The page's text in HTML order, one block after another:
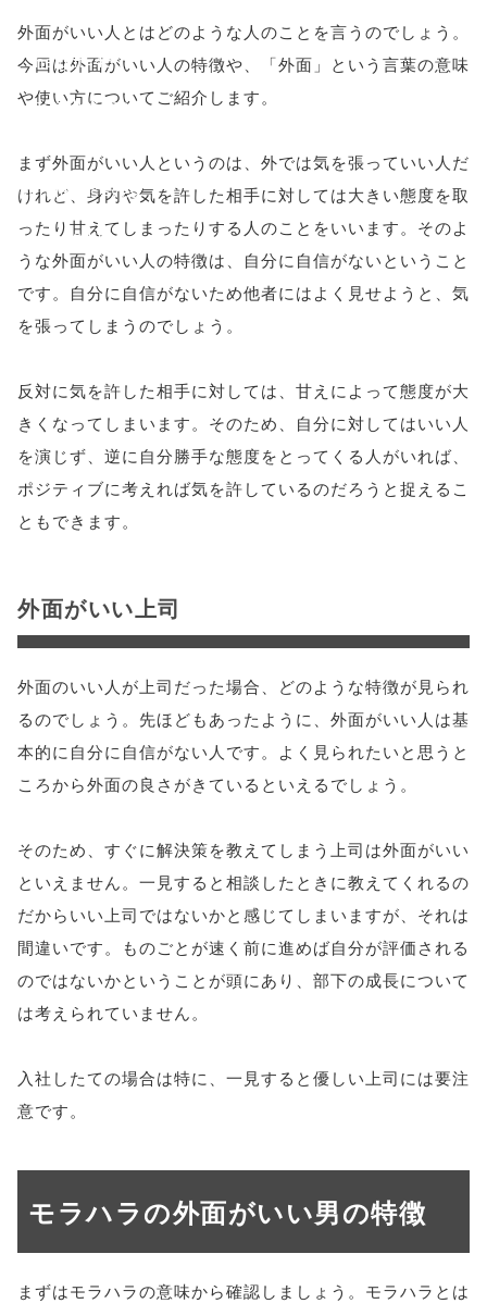
height=450,
menubar=no,
scrollbars=yes'
); return
外面がいい人とはどのような人のことを言うのでしょう。
今回は外面がいい人の特徴や、「外面」という言葉の意味
や使い方についてご紹介します。
まず外面がいい人というのは、外では気を張っていい人だ
けれど、身内や気を許した相手に対しては大きい態度を取
ったり甘えてしまったりする人のことをいいます。そのよ
うな外面がいい人の特徴は、自分に自信がないということ
です。自分に自信がないため他者にはよく見せようと、気
を張ってしまうのでしょう。
反対に気を許した相手に対しては、甘えによって態度が大
きくなってしまいます。そのため、自分に対してはいい人
を演じず、逆に自分勝手な態度をとってくる人がいれば、
ポジティブに考えれば気を許しているのだろうと捉えるこ
ともできます。
外面がいい上司
外面のいい人が上司だった場合、どのような特徴が見られ
るのでしょう。先ほどもあったように、外面がいい人は基
本的に自分に自信がない人です。よく見られたいと思うと
ころから外面の良さがきているといえるでしょう。
そのため、すぐに解決策を教えてしまう上司は外面がいい
といえません。一見すると相談したときに教えてくれるの
だからいい上司ではないかと感じてしまいますが、それは
間違いです。ものごとが速く前に進めば自分が評価される
のではないかということが頭にあり、部下の成長について
は考えられていません。
入社したての場合は特に、一見すると優しい上司には要注
意です。
モラハラの外面がいい男の特徴
まずはモラハラの意味から確認しましょう。モラハラとは